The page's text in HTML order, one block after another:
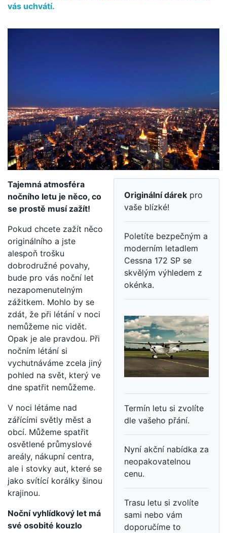
vás uchvátí.
Originální dárek pro
vaše blízké!
Poletíte bezpečným a
moderním letadlem
Cessna 172 SP se
skvělým výhledem z
okénka.
Termín letu si zvolíte
dle vašeho přání.
Nyní akční nabídka za
neopakovatelnou
cenu.
Trasu letu si zvolíte
sami nebo vám
doporučíme to
Tajemná atmosféra
nočního letu je něco, co
se prostě musí zažít!
Pokud chcete zažít něco
originálního a jste
alespoň trošku
dobrodružné povahy,
bude pro vás noční let
nezapomenutelným
zážitkem. Mohlo by se
zdát, že při létání v noci
nemůžeme nic vidět.
Opak je ale pravdou. Při
nočním létání si
vychutnáváme zcela jiný
pohled na svět, který ve
dne spatřit nemůžeme.
V noci létáme nad
zářícími světly měst a
obcí. Můžeme spatřit
osvětlené průmyslové
areály, nákupní centra,
ale i stovky aut, které se
jako svítící korálky šinou
krajinou.
Noční vyhlídkový let má
své osobité kouzlo